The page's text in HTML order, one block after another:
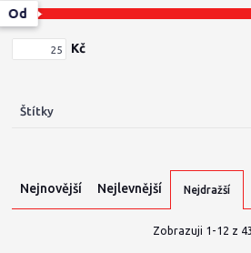
Kč
Od
Štítky
Nejnovější Nejlevnější Nejdražší
Zobrazuji 1-12 z 43